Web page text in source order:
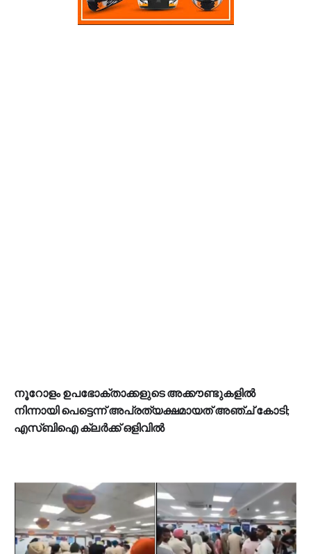
നൂറോളം ഉപഭോക്താക്കളുടെ അക്കൗണ്ടുകളിൽ
നിന്നായി പെട്ടെന്ന് അപ്രത്യക്ഷമായത് അഞ്ച് കോടി;
എസ്ബിഐ ക്ലർക്ക് ഒളിവിൽ